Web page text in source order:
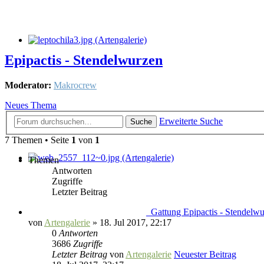
Epipactis - Stendelwurzen
Moderator: Makrocrew
Neues Thema
Suche
Erweiterte Suche
7 Themen • Seite 1 von 1
Themen
Antworten
Zugriffe
Letzter Beitrag
_Gattung Epipactis -
von Artengalerie » 18. Jul 2017, 22:17
0 Antworten
3686 Zugriffe
Letzter Beitrag von Artengalerie Neuester Beitrag